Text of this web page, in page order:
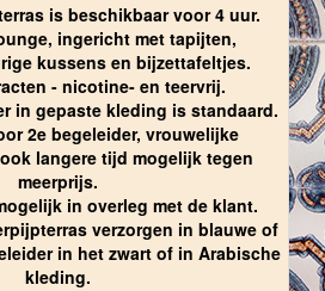
is beschikbaar voor 4 uur.
ingericht met tapijten,
kussens en bijzettafeltjes.
- nicotine- en teervrij.
in gepaste kleding is standaard.
2e begeleider, vrouwelijke
langere tijd mogelijk tegen
meerprijs.
in overleg met de klant.
verzorgen in blauwe of
in het zwart of in Arabische
kleding.